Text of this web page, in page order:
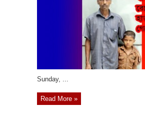
‎Sunday, ...
Read More »